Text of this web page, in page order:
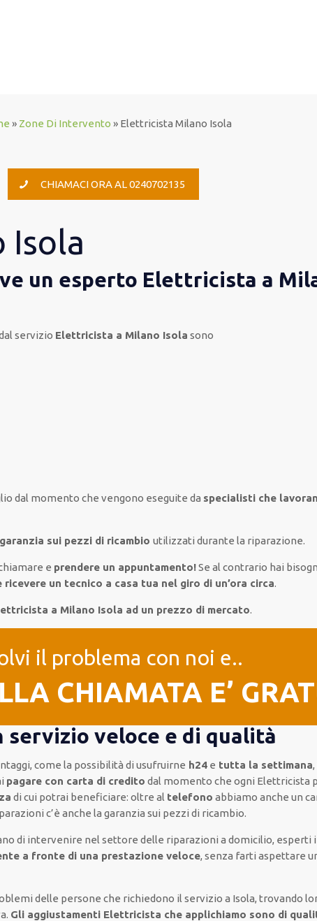
» Zone Di Intervento » Elettricista Milano Isola
CHIAMACI ORA AL 0240702135
Isola
un esperto Elettricista a
servizio Elettricista a Milano Isola sono
dal momento che vengono eseguite da specialisti che
garanzia sui pezzi di ricambioutilizzati durante la riparazione.
e prendere un appuntamento!Se al contrario hai
un tecnico a casa tua nel giro di un’ora circa.
a Milano Isola ad un prezzo di mercato.
il problema con noi e..
CHIAMATA E’
veloce e di qualità
come la possibilità di usufruirne h24 e tutta la settimana
pagare con carta di credito dal momento che ogni Elettricista
di cui potrai beneficiare: oltre al telefono abbiamo anche un
c’è anche lagaranzia sui pezzi di ricambio.
di intervenire nel settore delle riparazioni a domicilio, esperti
a fronte di una prestazione veloce, senza fartiaspettare
delle persone che richiedono il servizio a Isola, trovando
Gli aggiustamenti Elettricista che applichiamo sono di